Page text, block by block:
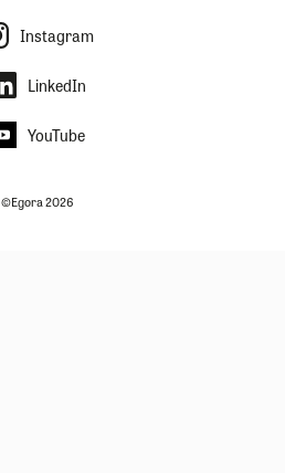
Instagram
LinkedIn
YouTube
©Egora 2026